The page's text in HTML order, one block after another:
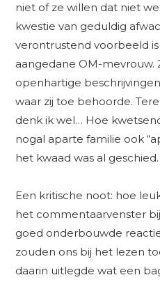
niet of ze willen dat niet
kwestie van geduldig
verontrustend voorbeeld
aangedane OM-mevrouw.
openhartige
waar zij toe behoorde.
denk ik wel… Hoe
nogal aparte familie ook
het kwaad was al geschied.
Een kritische noot: hoe
het commentaarvenster
goed onderbouwde
zouden ons bij het lezen
daarin uitlegde wat een